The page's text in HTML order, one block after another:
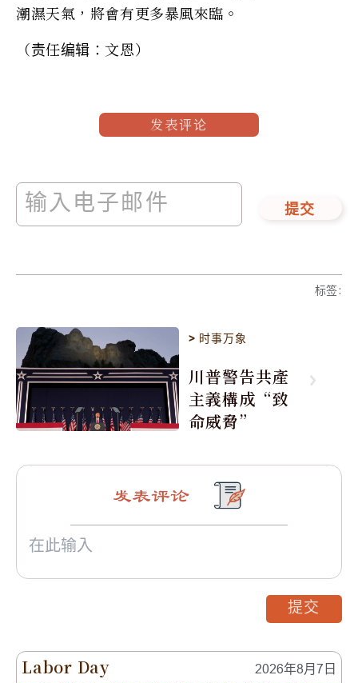
潮濕天氣，將會有更多暴風來臨。
（责任编辑：文恩）
发表评论
提交
标签:
> 时事万象
川普警告共產
主義構成“致
命威脅”
Labor Day 2026年8月7日
发表评论
提交